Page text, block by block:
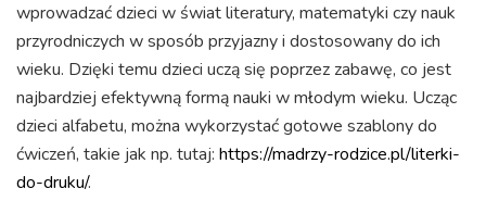
wprowadzać dzieci w świat literatury, matematyki czy nauk
przyrodniczych w sposób przyjazny i dostosowany do ich
wieku. Dzięki temu dzieci uczą się poprzez zabawę, co jest
najbardziej efektywną formą nauki w młodym wieku. Ucząc
dzieci alfabetu, można wykorzystać gotowe szablony do
ćwiczeń, takie jak np. tutaj: https://madrzy-rodzice.pl/literki-
do-druku/.